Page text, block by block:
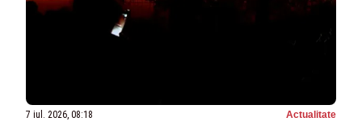
7 iul. 2026, 08:18 Actualitate